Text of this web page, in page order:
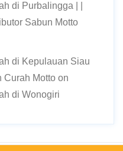
di Purbalingga | |
Sabun Motto
di Kepulauan Siau
Curah Motto on
di Wonogiri